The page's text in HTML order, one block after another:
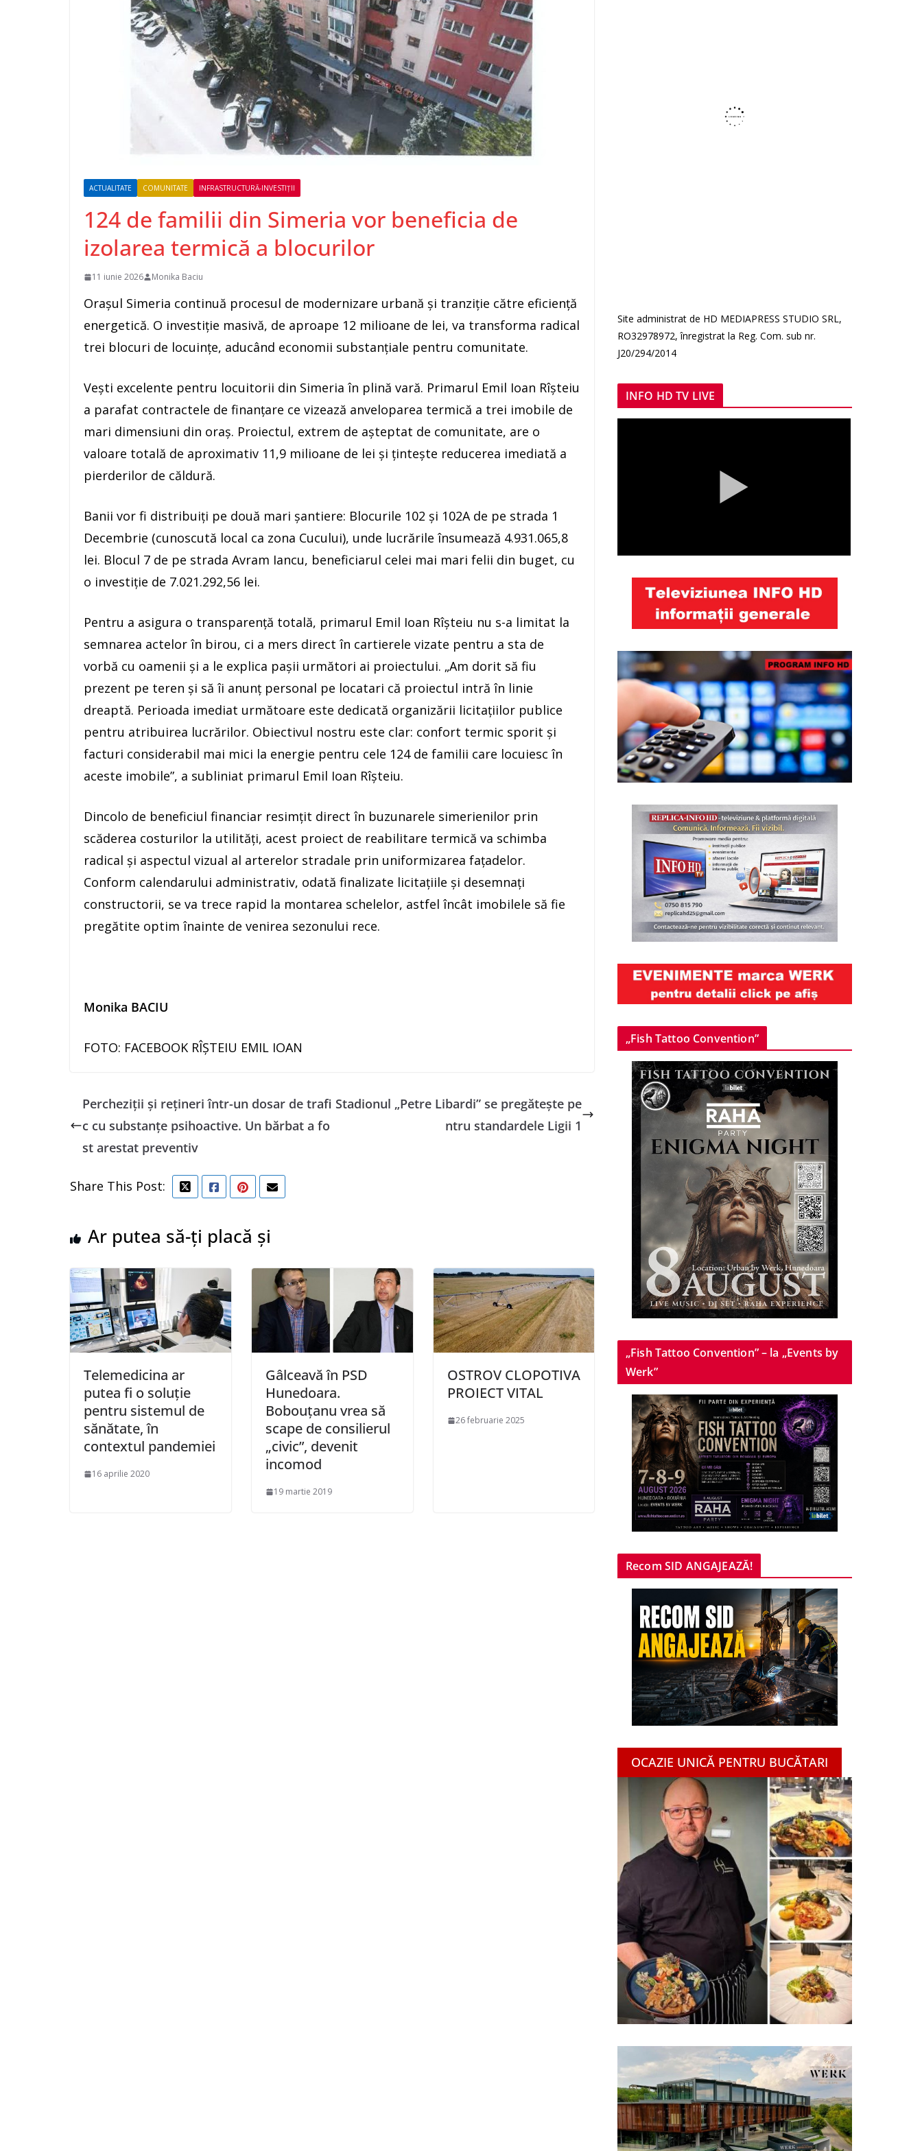
ACTUALITATE COMUNITATE INFRASTRUCTURĂ-INVESTIȚII
124 de familii din Simeria vor beneficia de
izolarea termică a blocurilor
11 iunie 2026 Monika Baciu
Orașul Simeria continuă procesul de modernizare urbană și tranziție către eficiență
energetică. O investiție masivă, de aproape 12 milioane de lei, va transforma radical
trei blocuri de locuințe, aducând economii substanțiale pentru comunitate.
Vești excelente pentru locuitorii din Simeria în plină vară. Primarul Emil Ioan Rîșteiu
a parafat contractele de finanțare ce vizează anveloparea termică a trei imobile de
mari dimensiuni din oraș. Proiectul, extrem de așteptat de comunitate, are o
valoare totală de aproximativ 11,9 milioane de lei și țintește reducerea imediată a
pierderilor de căldură.
Banii vor fi distribuiți pe două mari șantiere: Blocurile 102 și 102A de pe strada 1
Decembrie (cunoscută local ca zona Cucului), unde lucrările însumează 4.931.065,8
lei. Blocul 7 de pe strada Avram Iancu, beneficiarul celei mai mari felii din buget, cu
o investiție de 7.021.292,56 lei.
Pentru a asigura o transparență totală, primarul Emil Ioan Rîșteiu nu s-a limitat la
semnarea actelor în birou, ci a mers direct în cartierele vizate pentru a sta de
vorbă cu oamenii și a le explica pașii următori ai proiectului. „Am dorit să fiu
prezent pe teren și să îi anunț personal pe locatari că proiectul intră în linie
dreaptă. Perioada imediat următoare este dedicată organizării licitațiilor publice
pentru atribuirea lucrărilor. Obiectivul nostru este clar: confort termic sporit și
facturi considerabil mai mici la energie pentru cele 124 de familii care locuiesc în
aceste imobile”, a subliniat primarul Emil Ioan Rîșteiu.
Dincolo de beneficiul financiar resimțit direct în buzunarele simerienilor prin
scăderea costurilor la utilități, acest proiect de reabilitare termică va schimba
radical și aspectul vizual al arterelor stradale prin uniformizarea fațadelor.
Conform calendarului administrativ, odată finalizate licitațiile și desemnați
constructorii, se va trece rapid la montarea schelelor, astfel încât imobilele să fie
pregătite optim înainte de venirea sezonului rece.
Monika BACIU
FOTO: FACEBOOK RÎȘTEIU EMIL IOAN
Percheziții și rețineri într-un dosar de trafi
c cu substanțe psihoactive. Un bărbat a fo
st arestat preventiv
Stadionul „Petre Libardi” se pregătește pe
ntru standardele Ligii 1
Share This Post:
Ar putea să-ți placă și
Telemedicina ar
putea fi o soluție
pentru sistemul de
sănătate, în
contextul pandemiei
16 aprilie 2020
Gâlceavă în PSD
Hunedoara.
Bobouțanu vrea să
scape de consilierul
„civic”, devenit
incomod
19 martie 2019
OSTROV CLOPOTIVA
PROIECT VITAL
26 februarie 2025
Site administrat de HD MEDIAPRESS STUDIO SRL,
RO32978972, înregistrat la Reg. Com. sub nr.
J20/294/2014
INFO HD TV LIVE
„Fish Tattoo Convention”
„Fish Tattoo Convention” – la „Events by
Werk”
Recom SID ANGAJEAZĂ!
OCAZIE UNICĂ PENTRU BUCĂTARI